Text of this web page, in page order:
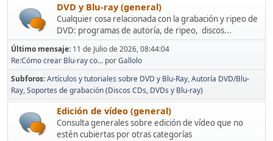
DVD y Blu-ray (general)
Cualquier cosa relacionada con la grabación y ripeo de
DVD: programas de autoría, de ripeo, discos...
Último mensaje: 11 de Julio de 2026, 08:44:04
Re:Cómo crear Blu-ray co... porGallolo
Subforos Artículos y tutoriales sobre DVD y Blu-Ray Autoría DVD/Blu-
Ray Soportes de grabación (Discos CDs, DVDs y Blu-ray)
Edición de vídeo (general)
Consulta generales sobre edición de vídeo que no
estén cubiertas por otras categorías